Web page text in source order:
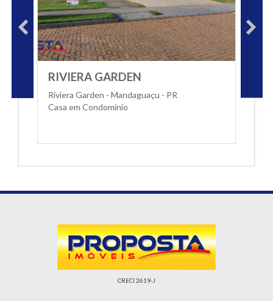
RIVIERA GARDEN
Riviera Garden - Mandaguaçu - PR
Casa em Condomínio
CRECI 2619-J